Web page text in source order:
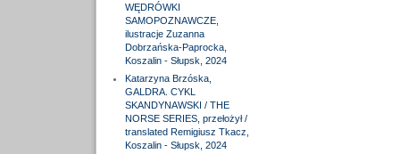
WĘDRÓWKI
SAMOPOZNAWCZE,
ilustracje Zuzanna
Dobrzańska-Paprocka,
Koszalin - Słupsk, 2024
Katarzyna Brzóska,
GALDRA. CYKL
SKANDYNAWSKI / THE
NORSE SERIES, przełożył /
translated Remigiusz Tkacz,
Koszalin - Słupsk, 2024